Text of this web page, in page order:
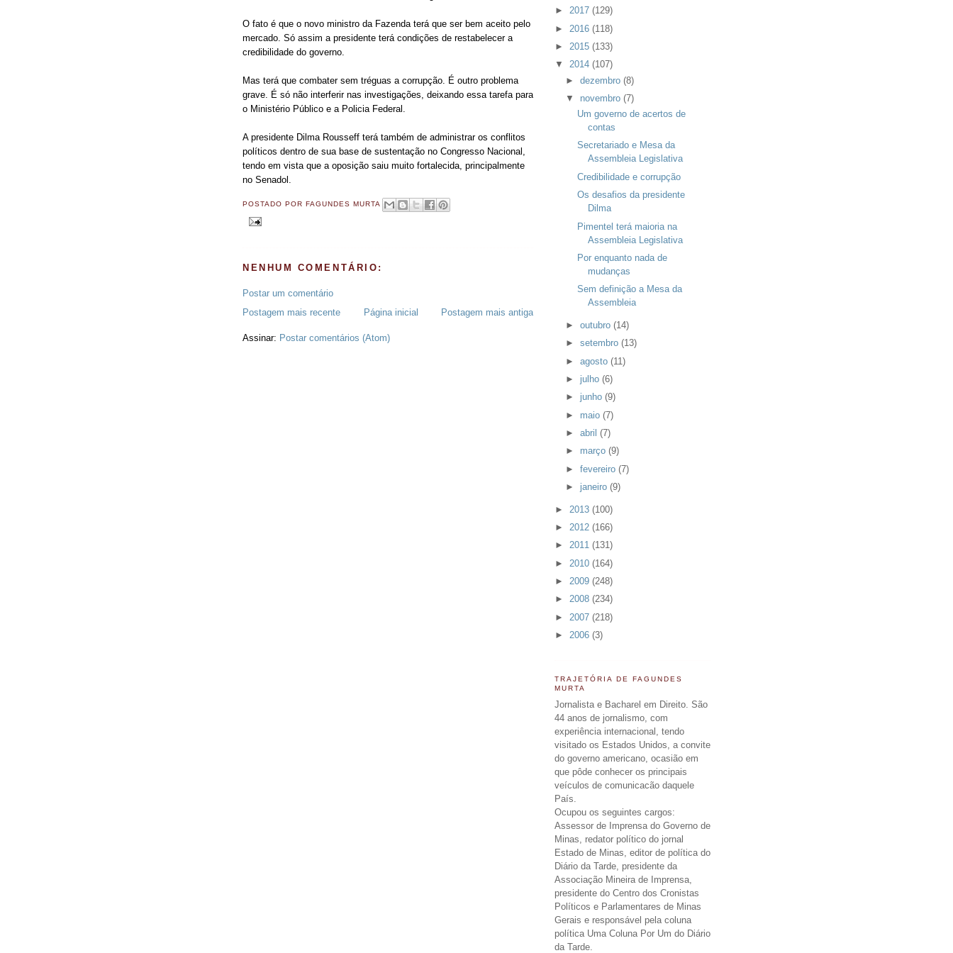
O fato é que o novo ministro da Fazenda terá que ser bem aceito pelo
mercado. Só assim a presidente terá condições de restabelecer a
credibilidade do governo.
Mas terá que combater sem tréguas a corrupção. É outro problema
grave. É só não interferir nas investigações, deixando essa tarefa para
o Ministério Público e a Policia Federal.
A presidente Dilma Rousseff terá também de administrar os conflitos
políticos dentro de sua base de sustentação no Congresso Nacional,
tendo em vista que a oposição saiu muito fortalecida, principalmente
no Senadol.
POSTADO POR FAGUNDES MURTA
NENHUM COMENTÁRIO:
Postar um comentário
Postagem mais recente
Postagem mais antiga
Página inicial
Assinar: Postar comentários (Atom)
► 2017 (129)
► 2016 (118)
► 2015 (133)
▼ 2014 (107)
►dezembro(8)
▼ novembro(7)
Um governo de acertos de
contas
Secretariado e Mesa da
Assembleia Legislativa
Credibilidade e corrupção
Os desafios da presidente
Dilma
Pimentel terá maioria na
Assembleia Legislativa
Por enquanto nada de
mudanças
Sem definição a Mesa da
Assembleia
►outubro(14)
►setembro(13)
►agosto(11)
► julho(6)
► junho(9)
► maio(7)
►abril(7)
► março(9)
►fevereiro(7)
► janeiro(9)
► 2013 (100)
► 2012 (166)
► 2011 (131)
► 2010 (164)
► 2009 (248)
► 2008 (234)
► 2007 (218)
► 2006 (3)
TRAJETÓRIA DE FAGUNDES
MURTA
Jornalista e Bacharel em Direito. São
44 anos de jornalismo, com
experiência internacional, tendo
visitado os Estados Unidos, a convite
do governo americano, ocasião em
que pôde conhecer os principais
veículos de comunicacão daquele
País.
Ocupou os seguintes cargos:
Assessor de Imprensa do Governo de
Minas, redator político do jornal
Estado de Minas, editor de política do
Diário da Tarde, presidente da
Associação Mineira de Imprensa,
presidente do Centro dos Cronistas
Políticos e Parlamentares de Minas
Gerais e responsável pela coluna
política Uma Coluna Por Um do Diário
da Tarde.